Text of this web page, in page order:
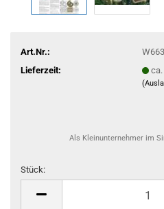
Art.Nr.:
W663
Lieferzeit:
Als Kleinunternehmer im
Stück: